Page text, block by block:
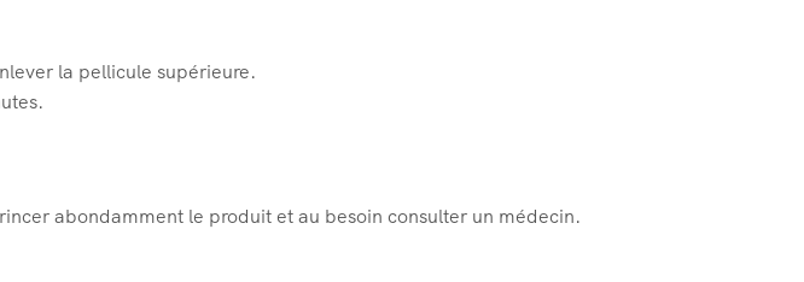
la pellicule supérieure.
abondamment le produit et au besoin consulter un médecin.